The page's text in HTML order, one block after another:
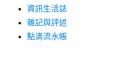
資訊生活誌
雜記與評述
點滴流水帳